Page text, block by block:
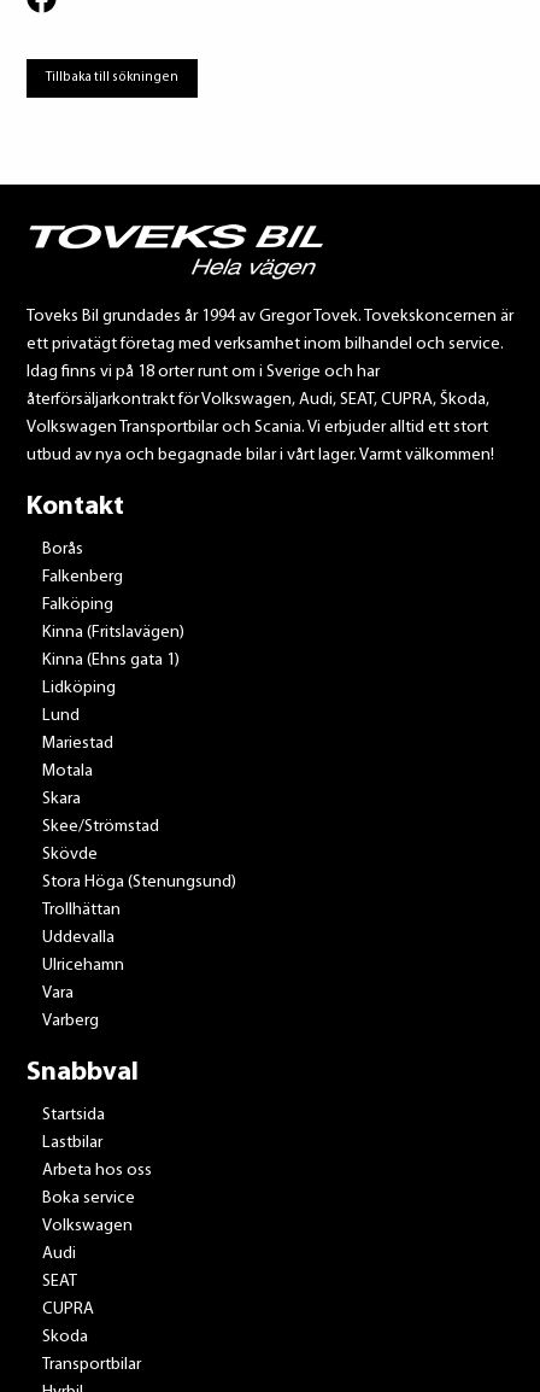
Tillbaka till sökningen
Toveks Bil grundades år 1994 av Gregor Tovek. Tovekskoncernen är
ett privatägt företag med verksamhet inom bilhandel och service.
Idag finns vi på 18 orter runt om i Sverige och har
återförsäljarkontrakt för Volkswagen, Audi, SEAT, CUPRA, Škoda,
Volkswagen Transportbilar och Scania. Vi erbjuder alltid ett stort
utbud av nya och begagnade bilar i vårt lager. Varmt välkommen!
Kontakt
Borås
Falkenberg
Falköping
Kinna (Fritslavägen)
Kinna (Ehns gata 1)
Lidköping
Lund
Mariestad
Motala
Skara
Skee/Strömstad
Skövde
Stora Höga (Stenungsund)
Trollhättan
Uddevalla
Ulricehamn
Vara
Varberg
Snabbval
Startsida
Lastbilar
Arbeta hos oss
Boka service
Volkswagen
Audi
SEAT
CUPRA
Skoda
Transportbilar